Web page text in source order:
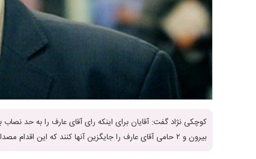
بیرون و ۲ حامی آقای عارف را جایگزین آنها کنند که این اقدام مصداق سیاسی‌کاری در مواجه با علم است.